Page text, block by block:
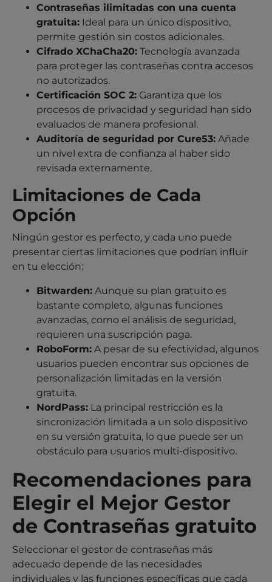
Contraseñas ilimitadas con una cuenta
gratuita: Ideal para un único dispositivo,
permite gestión sin costos adicionales.
Cifrado XChaCha20: Tecnología avanzada
para proteger las contraseñas contra accesos
no autorizados.
Certificación SOC 2: Garantiza que los
procesos de privacidad y seguridad han sido
evaluados de manera profesional.
Auditoría de seguridad por Cure53: Añade
un nivel extra de confianza al haber sido
revisada externamente.
Limitaciones de Cada
Opción
Ningún gestor es perfecto, y cada uno puede
presentar ciertas limitaciones que podrían influir
en tu elección:
Bitwarden: Aunque su plan gratuito es
bastante completo, algunas funciones
avanzadas, como el análisis de seguridad,
requieren una suscripción paga.
RoboForm: A pesar de su efectividad, algunos
usuarios pueden encontrar sus opciones de
personalización limitadas en la versión
gratuita.
NordPass: La principal restricción es la
sincronización limitada a un solo dispositivo
en su versión gratuita, lo que puede ser un
obstáculo para usuarios multi-dispositivo.
Recomendaciones para
Elegir el Mejor Gestor
de Contraseñas gratuito
Seleccionar el gestor de contraseñas más
adecuado depende de las necesidades
individuales y las funciones específicas que cada